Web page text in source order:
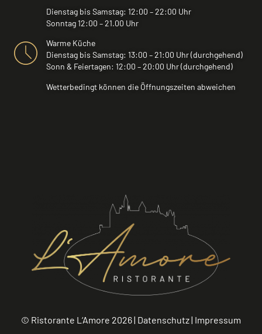
Dienstag bis Samstag: 12:00 – 22:00 Uhr
Sonntag 12:00 – 21.00 Uhr
Warme Küche
Dienstag bis Samstag: 13:00 – 21:00 Uhr (durchgehend)
Sonn & Feiertagen: 12:00 – 20:00 Uhr (durchgehend)
Wetterbedingt können die Öffnungszeiten abweichen
© Ristorante L‘Amore 2026 | Datenschutz| Impressum